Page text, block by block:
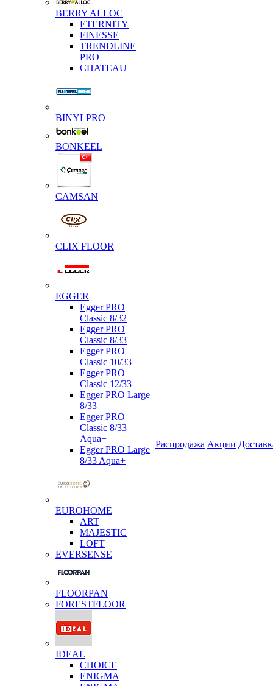
BERRY ALLOC
ETERNITY
FINESSE
TRENDLINE
PRO
CHATEAU
BINYLPRO
BONKEEL
CAMSAN
CLIX FLOOR
EGGER
Egger PRO
Classic 8/32
Egger PRO
Classic 8/33
Egger PRO
Classic 10/33
Egger PRO
Classic 12/33
Egger PRO Large
8/33
Egger PRO
Classic 8/33
Aqua+
Egger PRO Large
8/33 Aqua+
EUROHOME
ART
MAJESTIC
LOFT
EVERSENSE
FLOORPAN
FORESTFLOOR
IDEAL
CHOICE
ENIGMA
Распродажа Акции